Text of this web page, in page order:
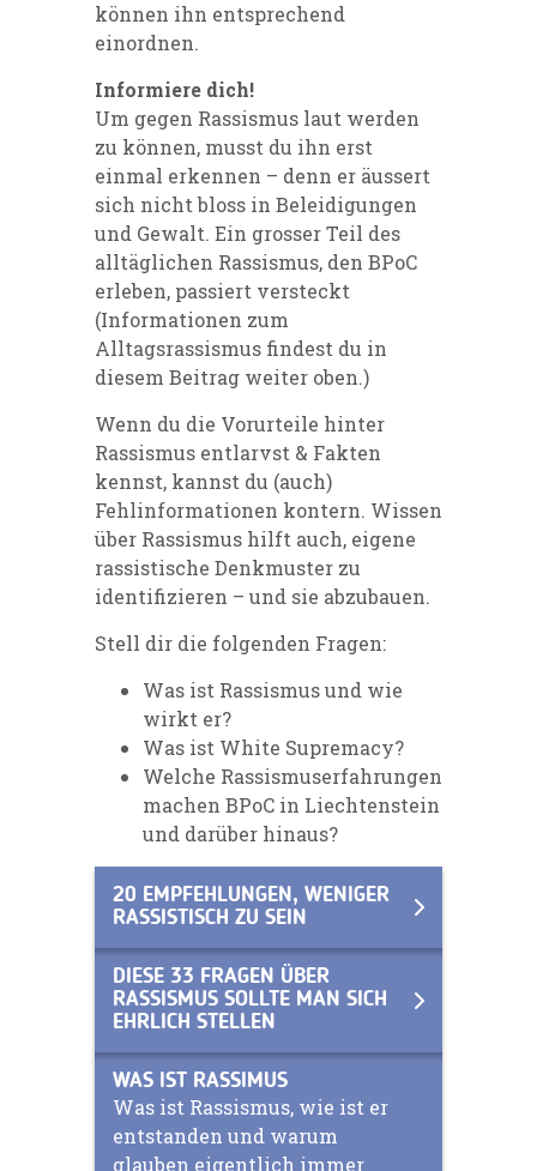
können ihn entsprechend
einordnen.
Informiere dich!
Um gegen Rassismus laut werden
zu können, musst du ihn erst
einmal erkennen – denn er äussert
sich nichtbloss in Beleidigungen
und Gewalt. Ein grosserTeil des
alltäglichen Rassismus, den BPoC
erleben, passiert versteckt
(Informationen zum
Alltagsrassismus findest du in
diesem Beitrag weiter oben.)
Wenn du die Vorurteile hinter
Rassismus entlarvst & Fakten
kennst, kannst du (auch)
Fehlinformationen kontern. Wissen
über Rassismus hilft auch, eigene
rassistische Denkmuster zu
identifizieren – und sie abzubauen.
Stell dir die folgenden Fragen:
Was ist Rassismus und wie
wirkt er?
Was ist White Supremacy?
Welche Rassismuserfahrungen
machen BPoC in Liechtenstein
und darüber hinaus?
20 EMPFEHLUNGEN, WENIGER
RASSISTISCH ZU SEIN
DIESE 33 FRAGEN ÜBER
RASSISMUS SOLLTE MAN SICH
EHRLICH STELLEN
WAS IST RASSIMUS
Was ist Rassismus, wie ist er
entstanden und warum
glauben eigentlich immer